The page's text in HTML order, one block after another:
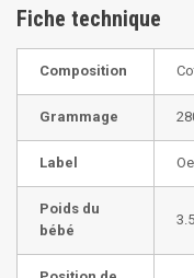
Fiche technique
Composition
Grammage
Label
Poids du
bébé